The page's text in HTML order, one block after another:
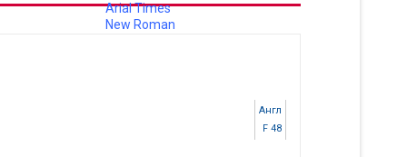
ArialTimes
New Roman
Англ
F 48